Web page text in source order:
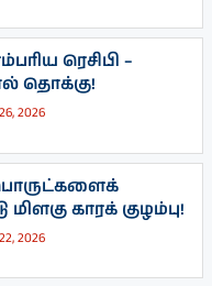
ரெசிபி –
தொக்கு!
2026
காரக் குழம்பு!
2026